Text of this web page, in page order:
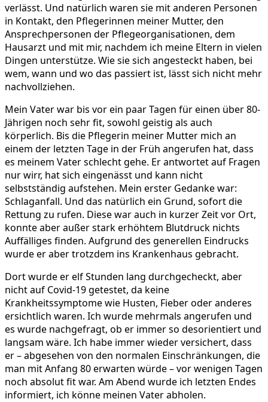
verlässt. Und natürlich waren sie mit anderen Personen
in Kontakt, den Pflegerinnen meiner Mutter, den
Ansprechpersonen der Pflegeorganisationen, dem
Hausarzt und mit mir, nachdem ich meine Eltern in vielen
Dingen unterstütze. Wie sie sich angesteckt haben, bei
wem, wann und wo das passiert ist, lässt sich nicht mehr
nachvollziehen.
Mein Vater war bis vor ein paar Tagen für einen über 80-
Jährigen noch sehr fit, sowohl geistig als auch
körperlich. Bis die Pflegerin meiner Mutter mich an
einem der letzten Tage in der Früh angerufen hat, dass
es meinem Vater schlecht gehe. Er antwortet auf Fragen
nur wirr, hat sich eingenässt und kann nicht
selbstständig aufstehen. Mein erster Gedanke war:
Schlaganfall. Und das natürlich ein Grund, sofort die
Rettung zu rufen. Diese war auch in kurzer Zeit vor Ort,
konnte aber außer stark erhöhtem Blutdruck nichts
Auffälliges finden. Aufgrund des generellen Eindrucks
wurde er aber trotzdem ins Krankenhaus gebracht.
Dort wurde er elf Stunden lang durchgecheckt, aber
nicht auf Covid-19 getestet, da keine
Krankheitssymptome wie Husten, Fieber oder anderes
ersichtlich waren. Ich wurde mehrmals angerufen und
es wurde nachgefragt, ob er immer so desorientiert und
langsam wäre. Ich habe immer wieder versichert, dass
er – abgesehen von den normalen Einschränkungen, die
man mit Anfang 80 erwarten würde – vor wenigen Tagen
noch absolut fit war. Am Abend wurde ich letzten Endes
informiert, ich könne meinen Vater abholen.